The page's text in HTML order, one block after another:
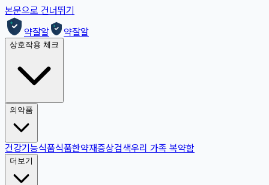
본문으로 건너뛰기
약잘알
약잘알
상호작용 체크
의약품
건강기능식품식품한약재증상검색우리 가족 복약함
더보기